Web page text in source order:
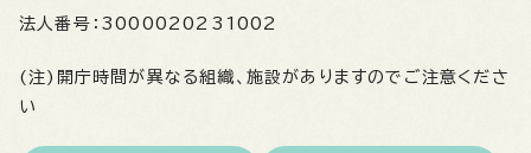
法人番号： 3000020231002
(注)開庁時間が異なる組織、施設がありますのでご注意くださ
い